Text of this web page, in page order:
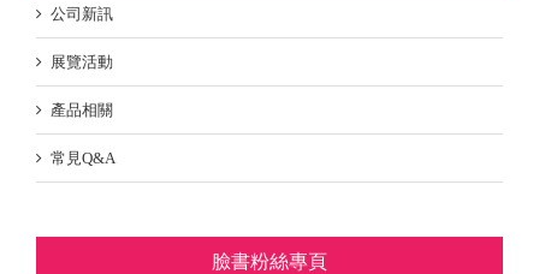
公司新訊
展覽活動
產品相關
常見Q&A
臉書粉絲專頁